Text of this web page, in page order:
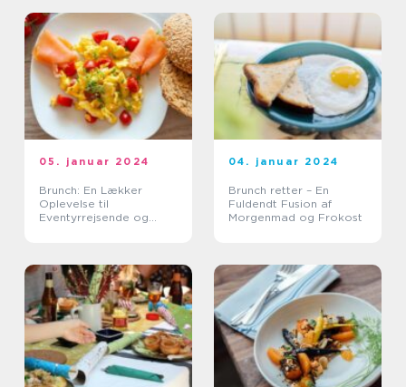
05. januar 2024
Brunch: En Lækker
Oplevelse til
Eventyrrejsende og
04. januar 2024
Brunch retter – En
Fuldendt Fusion af
Morgenmad og Frokost